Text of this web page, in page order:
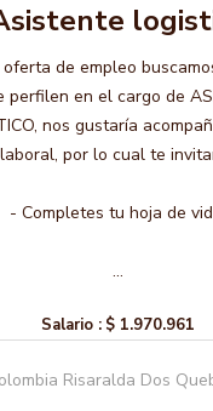
de empleo
perfilen en el cargo de
nos gustaría
por lo cual te
- Completes tu hoja de
...
Salario : $ 1.970.961
Risaralda Dos